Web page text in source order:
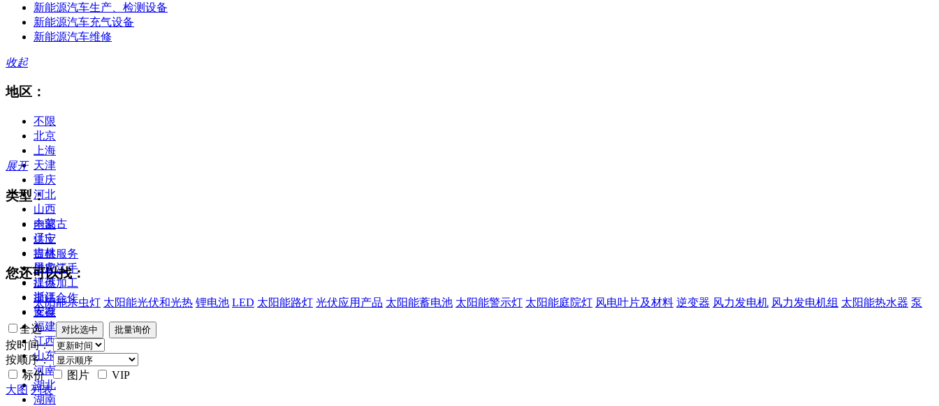
新能源汽车生产、检测设备
新能源汽车充气设备
新能源汽车维修
收起
地区：
不限
北京
上海
天津
重庆
河北
山西
内蒙古
辽宁
吉林
黑龙江
江苏
浙江
安徽
福建
江西
山东
河南
湖北
湖南
展开
类型：
全部
供应
提供服务
供应二手
提供加工
提供合作
库存
您还可以找：
太阳能杀虫灯 太阳能光伏和光热 锂电池 LED 太阳能路灯 光伏应用产品 太阳能蓄电池 太阳能警示灯 太阳能庭院灯 风电叶片及材料 逆变器 风力发电机 风力发电机组 太阳能热水器 泵
全选
按时间：
按顺序：
标价
图片
VIP
大图 列表